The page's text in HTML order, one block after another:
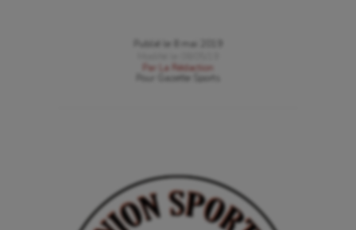
Publié le
8 mai 2019
Par
La Rédaction
Gazette Sports